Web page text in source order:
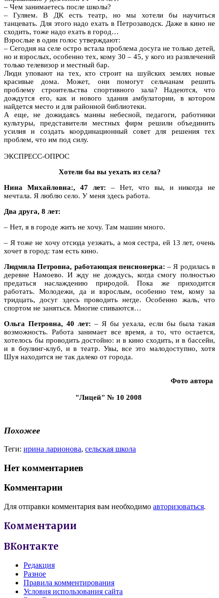
– Чем занимаетесь после школы?
– Гуляем. В ДК есть театр, но мы хотели бы научиться
танцевать. Для этого надо ехать в Петрозаводск. Даже в кино не
сходить, тоже надо ехать в город…
Взрослые в один голос утверждают:
– Сегодня на селе остро встала проблема досуга не только детей,
но и взрослых, особенно тех, кому 30 – 45, у кого из развлечений
только телевизор и местный бар.
Люди уповают на тех, кто строит на шуйских землях новые
красивые дома. Может, они помогут сельчанам решить
проблему строительства спортивного зала? Надеются, что
дождутся его, как и нового здания амбулатории, в котором
найдется место и для районной библиотеки.
А еще, не дожидаясь манны небесной, педагоги, работники
культуры, представители местных фирм решили объединить
усилия и создать координационный совет для решения тех
проблем, что им под силу.
ЭКСПРЕСС-ОПРОС
Хотели бы вы уехать из села?
Нина Михайловна:, 47 лет: – Нет, что вы, и никогда не
мечтала. Я люблю село. У меня здесь работа.
Два друга, 8 лет:
– Нет, я в городе жить не хочу. Там машин много.
– Я тоже не хочу отсюда уезжать, а моя сестра, ей 13 лет, очень
хочет в город: там есть кино.
Людмила Петровна, работающая пенсионерка: – Я родилась в
деревне Намоево. И жду не дождусь, когда смогу полностью
предаться наслаждению природой. Пока же приходится
работать. Молодежи, да и взрослым, особенно тем, кому за
тридцать, досуг здесь проводить негде. Особенно жаль, что
спортом не заняться. Многие спиваются…
Ольга Петровна, 40 лет: – Я бы уехала, если бы была такая
возможность. Работа занимает все время, а то, что остается,
хотелось бы проводить достойно: и в кино сходить, и в бассейн,
и в боулинг-клуб, и в театр. Увы, все это малодоступно, хотя
Шуя находится не так далеко от города.
Фото автора
"Лицей" № 10 2008
Похожее
Теги: ирина ларионова, сельская школа
Нет комментариев
Комментарии
Для отправки комментария вам необходимо авторизоваться.
Комментарии
ВКонтакте
Редакция
Разное
Правила комментирования
Условия использования сайта